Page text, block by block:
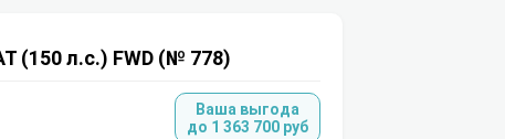
(150 л.с.) FWD (№ 778)
Ваша выгода
до 1 363 700 руб